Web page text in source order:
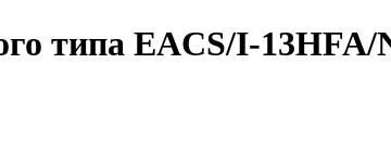
типа EACS/I-13HFA/